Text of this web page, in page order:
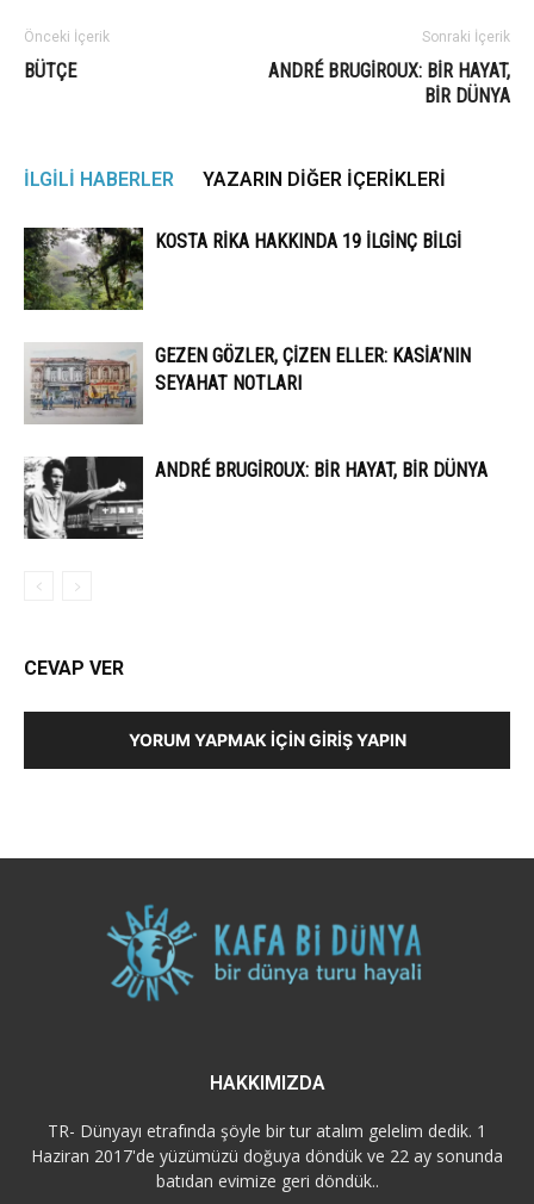
Önceki İçerik
BÜTÇE
Sonraki İçerik
ANDRÉ BRUGIROUX: BIR HAYAT,
BIR DÜNYA
İLGILI HABERLER YAZARIN DIĞER İÇERIKLERI
KOSTA RIKA HAKKINDA 19 İLGINÇ BILGI
GEZEN GÖZLER, ÇIZEN ELLER: KASIA’NIN
SEYAHAT NOTLARI
ANDRÉ BRUGIROUX: BIR HAYAT, BIR DÜNYA
CEVAP VER
YORUM YAPMAK İÇIN GIRIŞ YAPIN
HAKKIMIZDA
TR- Dünyayı etrafında şöyle bir tur atalım gelelim dedik. 1
Haziran 2017'de yüzümüzü doğuya döndük ve 22 ay sonunda
batıdan evimize geri döndük..